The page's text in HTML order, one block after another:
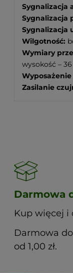
Sygnalizacja
Sygnalizacja
Sygnalizacja
Wilgotność:
Wymiary
wysokość –
Zasilanie
Darmowa
Kup więcej i
Darmowa
od 1,00 zł.